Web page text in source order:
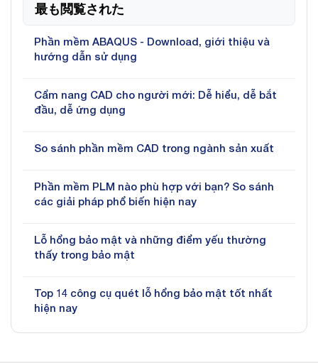
最も閲覧された
Phần mềm ABAQUS - Download, giới thiệu và
hướng dẫn sử dụng
Cẩm nang CAD cho người mới: Dễ hiểu, dễ bắt
đầu, dễ ứng dụng
So sánh phần mềm CAD trong ngành sản xuất
Phần mềm PLM nào phù hợp với bạn? So sánh
các giải pháp phổ biến hiện nay
Lỗ hổng bảo mật và những điểm yếu thường
thấy trong bảo mật
Top 14 công cụ quét lỗ hổng bảo mật tốt nhất
hiện nay